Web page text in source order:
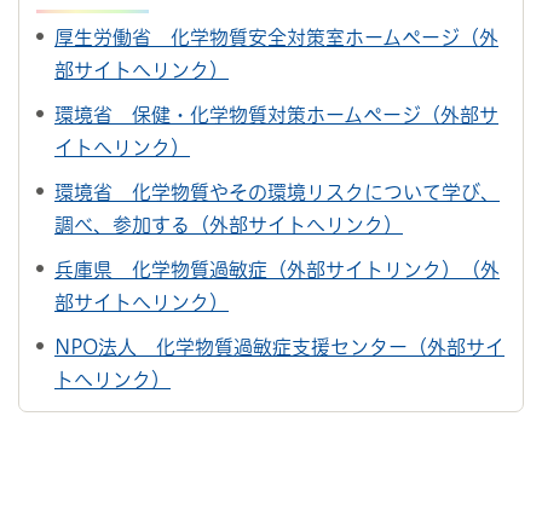
厚生労働省 化学物質安全対策室ホームページ（外
部サイトへリンク）
環境省 保健・化学物質対策ホームページ（外部サ
イトへリンク）
環境省 化学物質やその環境リスクについて学び、
調べ、参加する（外部サイトへリンク）
兵庫県 化学物質過敏症（外部サイトリンク）（外
部サイトへリンク）
NPO法人 化学物質過敏症支援センター（外部サイ
トへリンク）